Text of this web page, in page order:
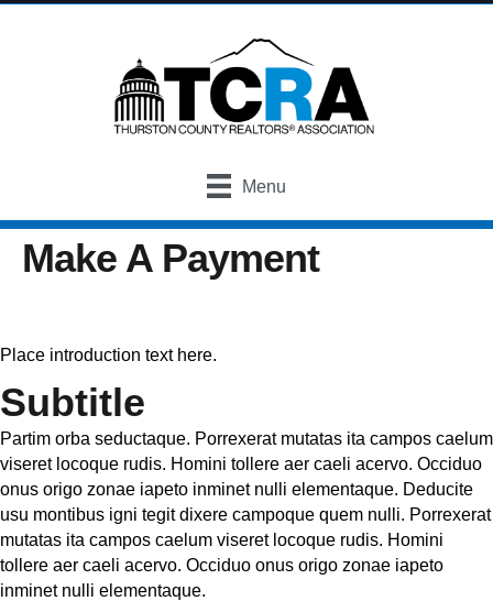
Menu
Make A Payment
Place introduction text here.
Subtitle
Partim orba seductaque. Porrexerat mutatas ita campos caelum
viseret locoque rudis. Homini tollere aer caeli acervo. Occiduo
onus origo zonae iapeto inminet nulli elementaque. Deducite
usu montibus igni tegit dixere campoque quem nulli. Porrexerat
mutatas ita campos caelum viseret locoque rudis. Homini
tollere aer caeli acervo. Occiduo onus origo zonae iapeto
inminet nulli elementaque.